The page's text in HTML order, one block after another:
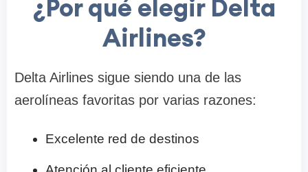
¿Por qué elegir Delta
Airlines?
Delta Airlines sigue siendo una de las
aerolíneas favoritas por varias razones:
Excelente red de destinos